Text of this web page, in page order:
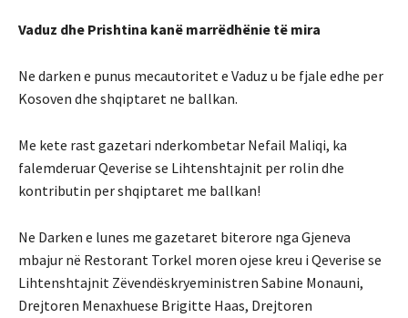
Vaduz dhe Prishtina kanë marrëdhënie të mira
Ne darken e punus mecautoritet e Vaduz u be fjale edhe per
Kosoven dhe shqiptaret ne ballkan.
Me kete rast gazetari nderkombetar Nefail Maliqi, ka
falemderuar Qeverise se Lihtenshtajnit per rolin dhe
kontributin per shqiptaret me ballkan!
Ne Darken e lunes me gazetaret biterore nga Gjeneva
mbajur në Restorant Torkel moren ojese kreu i Qeverise se
Lihtenshtajnit Zëvendëskryeministren Sabine Monauni,
Drejtoren Menaxhuese Brigitte Haas, Drejtoren